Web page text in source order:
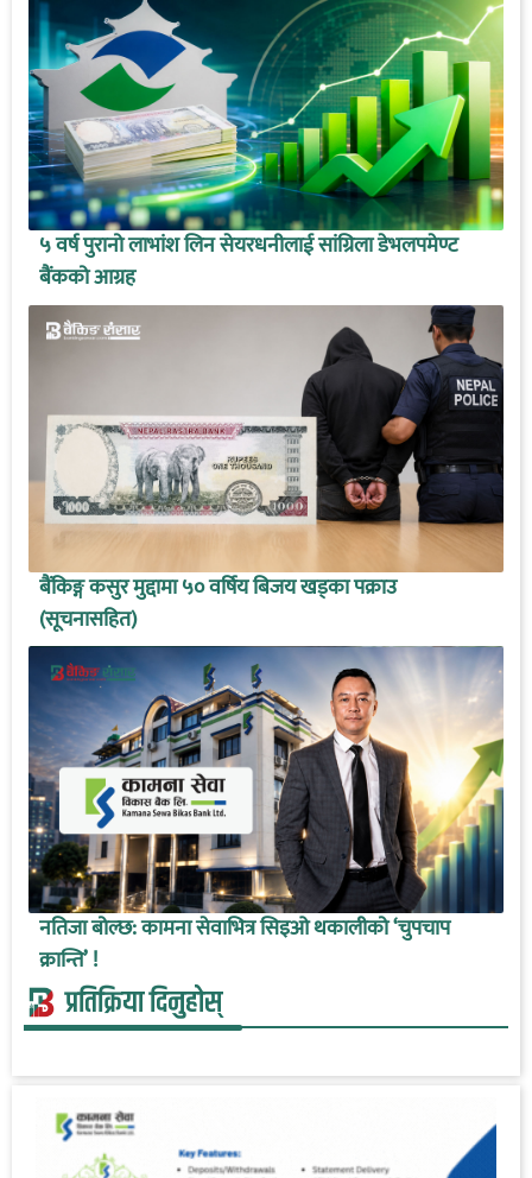
५ वर्ष पुरानो लाभांश लिन सेयरधनीलाई सांग्रिला डेभलपमेण्ट
बैंकको आग्रह
बैंकिङ्ग कसुर मुद्दामा ५० वर्षिय बिजय खड्का पक्राउ
(सूचनासहित)
नतिजा बोल्छ: कामना सेवाभित्र सिइओ थकालीको ‘चुपचाप
क्रान्ति’ !
प्रतिक्रिया दिनुहोस्